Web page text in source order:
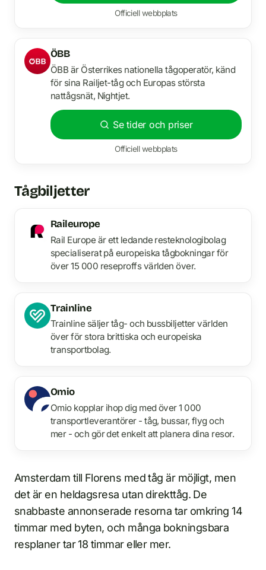
Officiell webbplats
ÖBB
ÖBB är Österrikes nationella tågoperatör, känd
för sina Railjet-tåg och Europas största
nattågsnät, Nightjet.
Se tider och priser
Officiell webbplats
Tågbiljetter
Raileurope
Rail Europe är ett ledande resteknologibolag
specialiserat på europeiska tågbokningar för
över 15 000 reseproffs världen över.
Trainline
Trainline säljer tåg- och bussbiljetter världen
över för stora brittiska och europeiska
transportbolag.
Omio
Omio kopplar ihop dig med över 1 000
transportleverantörer - tåg, bussar, flyg och
mer - och gör det enkelt att planera dina resor.
Amsterdam till Florens med tåg är möjligt, men
det är en heldagsresa utan direkttåg. De
snabbaste annonserade resorna tar omkring 14
timmar med byten, och många bokningsbara
resplaner tar 18 timmar eller mer.